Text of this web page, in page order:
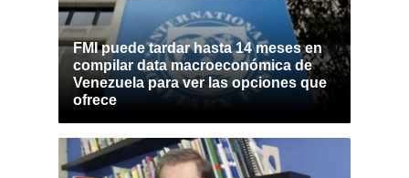
FMI puede tardar hasta 14 meses en
compilar data macroeconómica de
Venezuela para ver las opciones que
ofrece